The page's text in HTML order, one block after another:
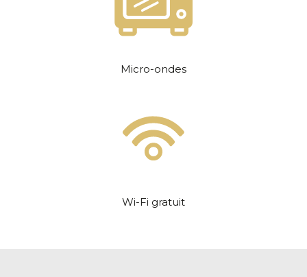
Micro-ondes
Wi-Fi gratuit